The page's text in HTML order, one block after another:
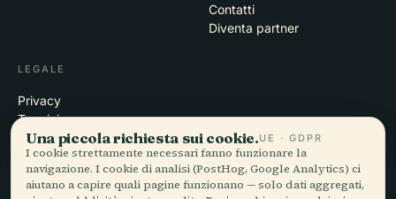
Contatti
Diventa partner
LEGALE
Privacy
Termini
Impostazioni cookie
Elimina account
Una piccola richiesta sui cookie.UE · GDPR
I cookie strettamente necessari fanno funzionare la
navigazione. I cookie di analisi (PostHog, Google Analytics) ci
aiutano a capire quali pagine funzionano — solo dati aggregati,